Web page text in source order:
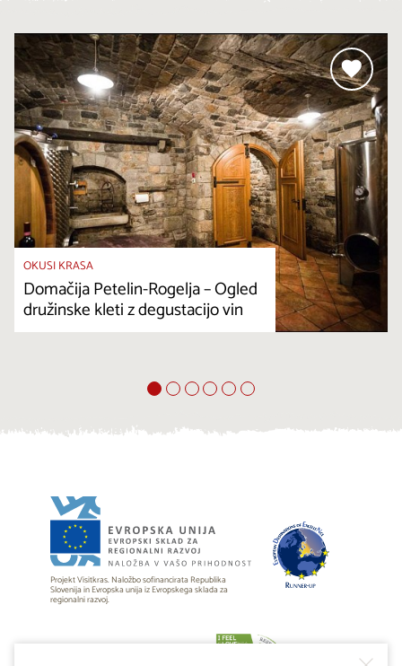
OKUSI KRASA
Domačija Petelin-Rogelja – Ogled
družinske kleti z degustacijo vin
Projekt Visitkras. Naložbo sofinancirata Republika
Slovenija in Evropska unija iz Evropskega sklada za
regionalni razvoj.